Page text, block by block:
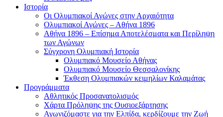
Ιστορία
Οι Ολυμπιακοί Αγώνες στην Αρχαιότητα
Ολυμπιακοί Αγώνες – Αθήνα 1896
Αθήνα 1896 – Επίσημα Αποτελέσματα και Περίληψη
των Αγώνων
Σύγχρονη Ολυμπιακή Ιστορία
Ολυμπιακό Μουσείο Αθήνας
Ολυμπιακό Μουσείο Θεσσαλονίκης
Έκθεση Ολυμπιακών κειμηλίων Καλαμάτας
Προγράμματα
Αθλητικός Προσανατολισμός
Χάρτα Πρόληψης της Ουσιοεξάρτησης
Αγωνιζόμαστε για την Ελπίδα, κερδίζουμε την Ζωή